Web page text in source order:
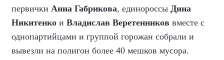
первички Анна Габрикова, единороссы Дина
Никитенко и Владислав Веретенников вместе с
однопартийцами и группой горожан собрали и
вывезли на полигон более 40 мешков мусора.